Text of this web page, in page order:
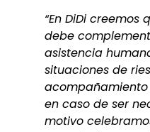
“En DiDi
debe
asistencia
situaciones de
en caso de ser
motivo